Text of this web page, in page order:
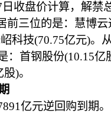
收盘价计算，解禁
前三位的是：慧博云
科技(70.75亿元)。
：首钢股份(10.15亿
)。
亿元逆回购到期